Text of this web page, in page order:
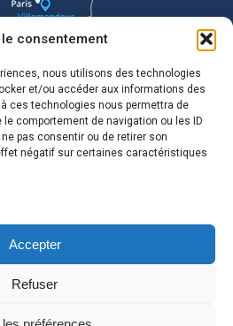
consentement
nous utilisons des technologies
et/ou accéder aux informations des
ces technologies nous permettra de
comportement de navigation ou les ID
pas consentir ou de retirer son
négatif sur certaines caractéristiques
Accepter
Refuser